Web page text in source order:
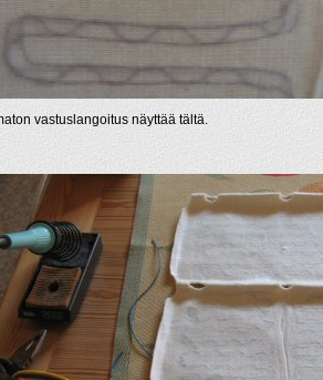
vastuslangoitus näyttää tältä.